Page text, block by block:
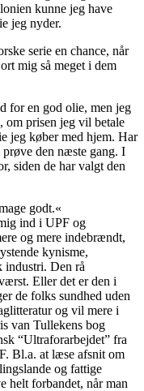
kunne jeg have
jeg nyder.
serie en chance, når
mig så meget i dem
for en god olie, men jeg
om prisen jeg vil betale
jeg køber med hjem. Har
den næste gang. I
siden de har valgt den
godt.«
ind i UPF og
og mere indebrændt,
kynisme,
industri. Den rå
Eller det er den i
de folks sundhed uden
og vil mere i
van Tullekens bog
“Ultraforarbejdet” fra
Bl.a. at læse afsnit om
og fattige
helt forbandet, når man